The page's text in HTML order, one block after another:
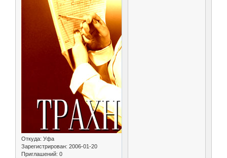
Откуда: Уфа
Зарегистрирован: 2006-01-20
Приглашений: 0